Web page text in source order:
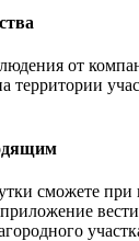
от
сможете